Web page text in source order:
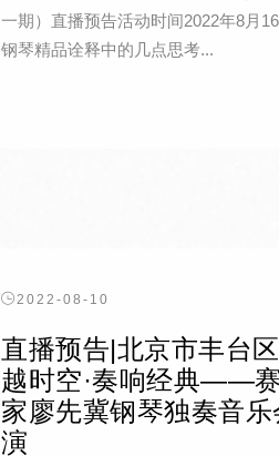
一期）直播预告活动时间2022年8月
钢琴精品诠释中的几点思考...
2022-08-10
直播预告|北京市丰台
越时空·奏响经典——
家廖先冀钢琴独奏音乐
演